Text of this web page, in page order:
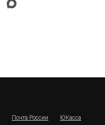
Почта России ЮКасса